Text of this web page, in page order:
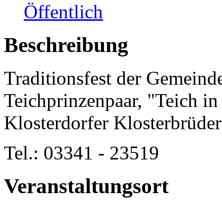
Öffentlich
Beschreibung
Traditionsfest der
Teichprinzenpaar, "Teich
Klosterdorfer
Tel.: 03341 - 23519
Veranstaltungsort